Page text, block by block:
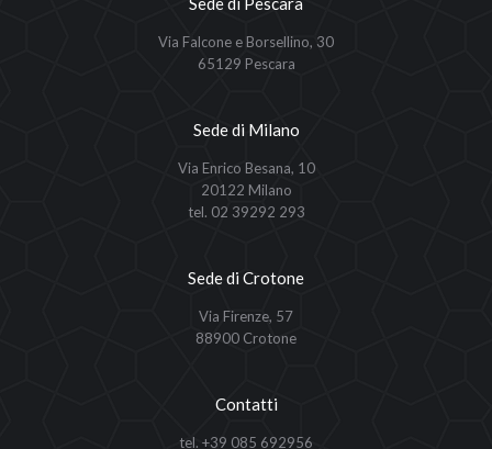
Via Falcone e Borsellino, 30
65129 Pescara
Sede di Milano
Via Enrico Besana, 10
20122 Milano
tel. 02 39292 293
Sede di Crotone
Via Firenze, 57
88900 Crotone
Contatti
tel. +39 085 692956